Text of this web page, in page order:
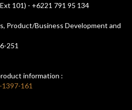
101) - +6221 791 95 134
Product/Business Development and
251
information :
161